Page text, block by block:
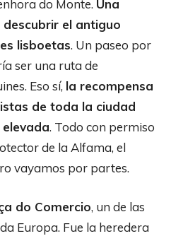
do Monte. Una
el antiguo
lisboetas. Un paseo por
ser una ruta de
Eso sí, la recompensa
de toda la ciudad
. Todo con permiso
de la Alfama, el
vayamos por partes.
do Comercio, un de las
Europa. Fue la heredera